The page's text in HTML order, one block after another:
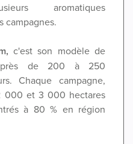
aromatiques
campagnes.
c'est son modèle de
près de 200 à 250
Chaque campagne,
000 et 3 000 hectares
à 80 % en région